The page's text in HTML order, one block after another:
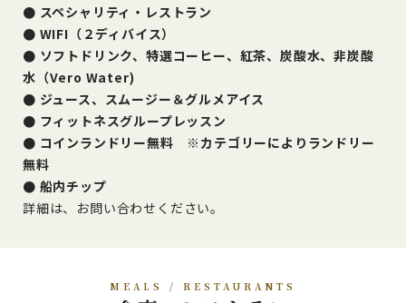
● スペシャリティ・レストラン
● WIFI（２ディバイス）
● ソフトドリンク、特選コーヒー、紅茶、炭酸水、非炭酸
水（Vero Water)
● ジュース、スムージー＆グルメアイス
● フィットネスグループレッスン
● コインランドリー無料 ※カテゴリーによりランドリー
無料
● 船内チップ
詳細は、お問い合わせください。
MEALS / RESTAURANTS